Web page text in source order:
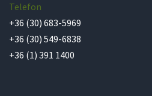
Telefon
+36 (30) 683-5969
+36 (30) 549-6838
+36 (1) 391 1400